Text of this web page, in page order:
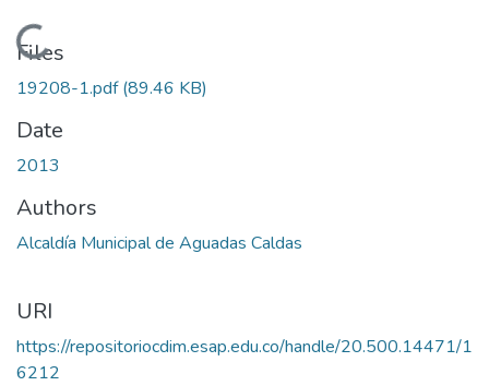
Loading...
Files
19208-1.pdf(89.46 KB)
Date
2013
Authors
Alcaldía Municipal de Aguadas Caldas
URI
https://repositoriocdim.esap.edu.co/handle/20.500.14471/1
6212